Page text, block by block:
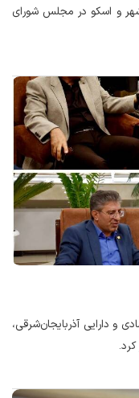
و اسکو در مجلس شورای
و دارایی آذربایجان‌شرقی،